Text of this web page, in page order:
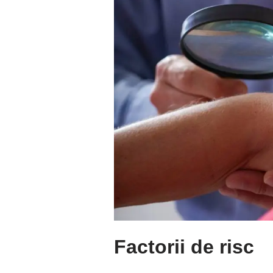
Factorii de risc